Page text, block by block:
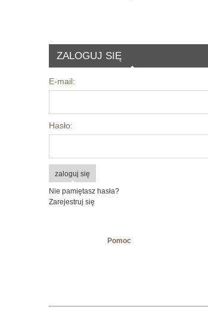
ZALOGUJ SIĘ
E-mail:
Hasło:
zaloguj się
Nie pamiętasz hasła?
Zarejestruj się
Pomoc